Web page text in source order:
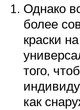
Однако
более
краски
того,
как